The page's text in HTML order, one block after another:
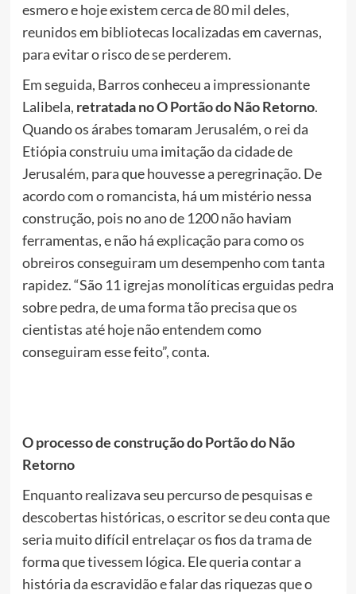
esmero e hoje existem cerca de 80 mil deles,
reunidos em bibliotecas localizadas em cavernas,
para evitar o risco de se perderem.
Em seguida, Barros conheceu a impressionante
Lalibela, retratada no O Portão do Não Retorno.
Quando os árabes tomaram Jerusalém, o rei da
Etiópia construiu uma imitação da cidade de
Jerusalém, para que houvesse a peregrinação. De
acordo com o romancista, há um mistério nessa
construção, pois no ano de 1200 não haviam
ferramentas, e não há explicação para como os
obreiros conseguiram um desempenho com tanta
rapidez. “São 11 igrejas monolíticas erguidas pedra
sobre pedra, de uma forma tão precisa que os
cientistas até hoje não entendem como
conseguiram esse feito”, conta.
O processo de construção do Portão do Não
Retorno
Enquanto realizava seu percurso de pesquisas e
descobertas históricas, o escritor se deu conta que
seria muito difícil entrelaçar os fios da trama de
forma que tivessem lógica. Ele queria contar a
história da escravidão e falar das riquezas que o